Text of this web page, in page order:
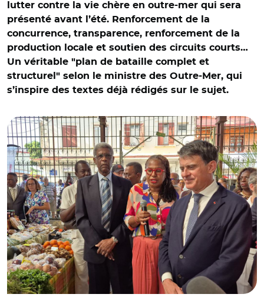
lutter contre la vie chère en outre-mer qui sera
présenté avant l’été. Renforcement de la
concurrence, transparence, renforcement de la
production locale et soutien des circuits courts…
Un véritable "plan de bataille complet et
structurel" selon le ministre des Outre-Mer, qui
s’inspire des textes déjà rédigés sur le sujet.
© @Prefet972/ Manuel Valls au marché couvert du